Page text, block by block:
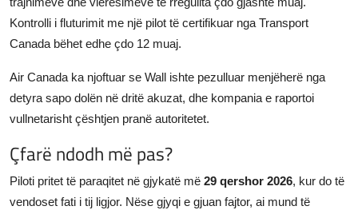
Kontrolli i fluturimit me një pilot të certifikuar nga Transport
Canada bëhet edhe çdo 12 muaj.
Air Canada ka njoftuar se Wall ishte pezulluar menjëherë nga
detyra sapo dolën në dritë akuzat, dhe kompania e raportoi
vullnetarisht çështjen pranë autoritetet.
Çfarë ndodh më pas?
Piloti pritet të paraqitet në gjykatë më 29 qershor 2026, kur do të
vendoset fati i tij ligjor. Nëse gjyqi e gjuan fajtor, ai mund të